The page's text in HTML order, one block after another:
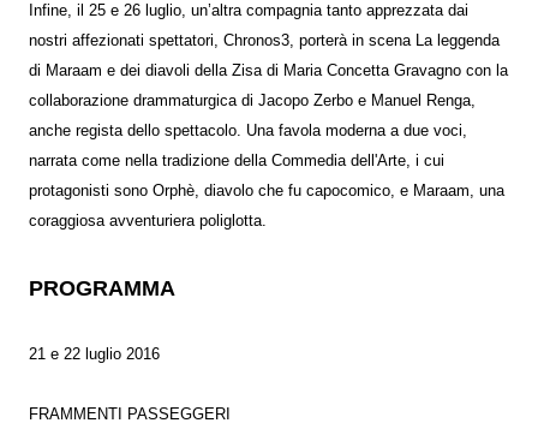
Infine, il 25 e 26 luglio, un’altra compagnia tanto apprezzata dai
nostri affezionati spettatori, Chronos3, porterà in scena La leggenda
di Maraam e dei diavoli della Zisa di Maria Concetta Gravagno con la
collaborazione drammaturgica di Jacopo Zerbo e Manuel Renga,
anche regista dello spettacolo. Una favola moderna a due voci,
narrata come nella tradizione della Commedia dell'Arte, i cui
protagonisti sono Orphè, diavolo che fu capocomico, e Maraam, una
coraggiosa avventuriera poliglotta.
PROGRAMMA
21 e 22 luglio 2016
FRAMMENTI PASSEGGERI